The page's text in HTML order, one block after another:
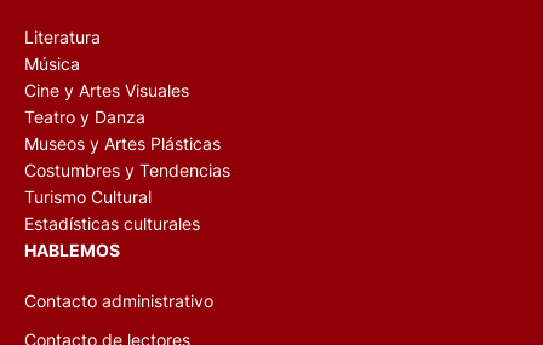
Literatura
Música
Cine y Artes Visuales
Teatro y Danza
Museos y Artes Plásticas
Costumbres y Tendencias
Turismo Cultural
Estadísticas culturales
HABLEMOS
Contacto administrativo
Contacto de lectores